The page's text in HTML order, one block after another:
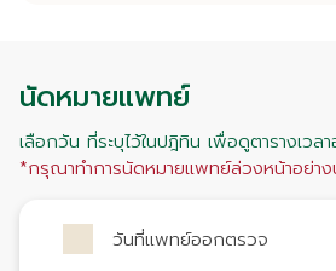
นัดหมายแพทย์
เลือกวัน ที่ระบุไว้ในปฎิทิน เพื่อดูตารางเว
*กรุณาทำการนัดหมายแพทย์ล่วงหน้าอย่า
วันที่แพทย์ออกตรวจ